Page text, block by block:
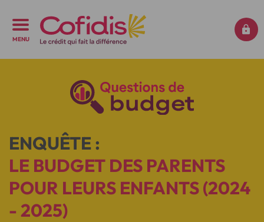
MENU
ENQUÊTE :
LE BUDGET DES PARENTS
POUR LEURS ENFANTS (2024
- 2025)